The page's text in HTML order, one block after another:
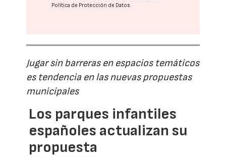
Política de Protección de Datos
Jugar sin barreras en espacios temáticos
es tendencia en las nuevas propuestas
municipales
Los parques infantiles
españoles actualizan su
propuesta